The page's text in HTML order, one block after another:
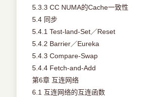
5.3.3 CC NUMA的Cache一致性
5.4 同步
5.4.1 Test-land-Set／Reset
5.4.2 Barrier／Eureka
5.4.3 Compare-Swap
5.4.4 Fetch-and-Add
第6章 互连网络
6.1 互连网络的互连函数